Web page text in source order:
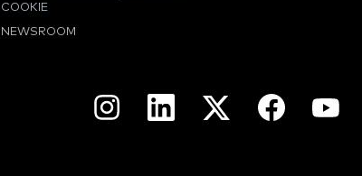
COOKIE
NEWSROOM